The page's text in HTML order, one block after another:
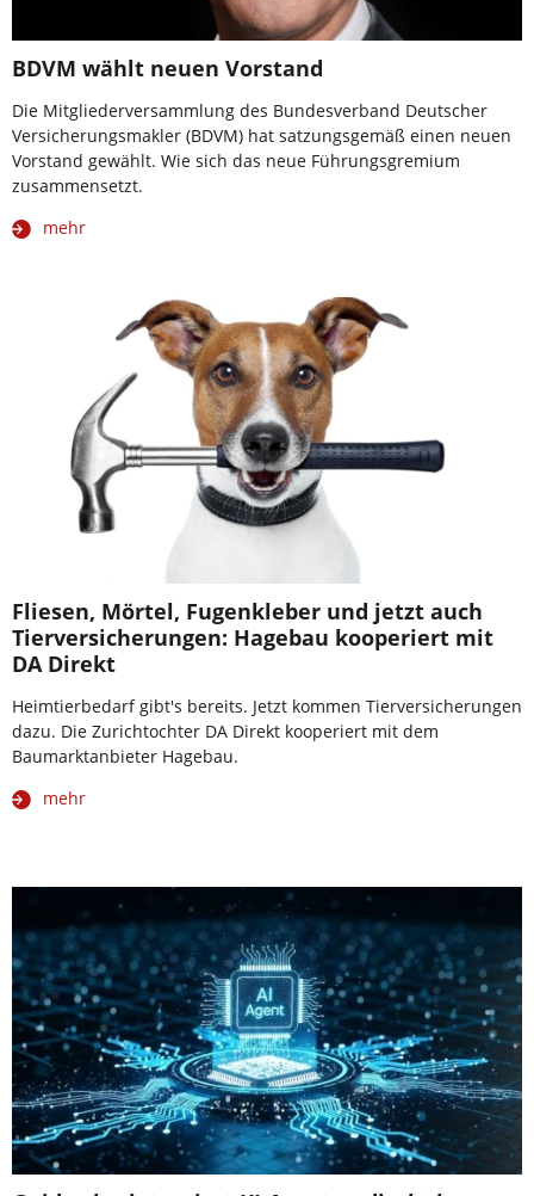
BDVM wählt neuen Vorstand
Die Mitgliederversammlung des Bundesverband Deutscher
Versicherungsmakler (BDVM) hat satzungsgemäß einen neuen
Vorstand gewählt. Wie sich das neue Führungsgremium
zusammensetzt.
mehr
Fliesen, Mörtel, Fugenkleber und jetzt auch
Tierversicherungen: Hagebau kooperiert mit
DA Direkt
Heimtierbedarf gibt's bereits. Jetzt kommen Tierversicherungen
dazu. Die Zurichtochter DA Direkt kooperiert mit dem
Baumarktanbieter Hagebau.
mehr